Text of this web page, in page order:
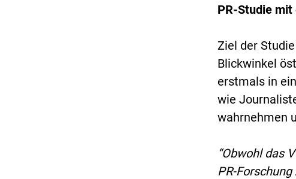
PR-Studie
Ziel der
Blickwinkel
erstmals in
wie
wahrnehmen
“Obwohl das
PR-